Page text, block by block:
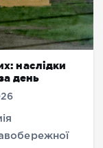
наслідки
день